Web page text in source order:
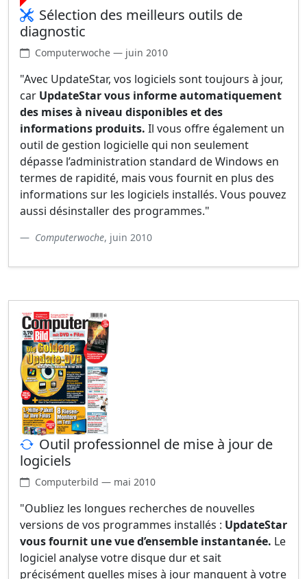
Sélection des meilleurs outils de
diagnostic
Computerwoche — juin 2010
"Avec UpdateStar, vos logiciels sont toujours à jour,
car UpdateStar vous informe automatiquement
des mises à niveau disponibles et des
informations produits. Il vous offre également un
outil de gestion logicielle qui non seulement
dépasse l’administration standard de Windows en
termes de rapidité, mais vous fournit en plus des
informations sur les logiciels installés. Vous pouvez
aussi désinstaller des programmes."
Computerwoche, juin 2010
Outil professionnel de mise à jour de
logiciels
Computerbild — mai 2010
"Oubliez les longues recherches de nouvelles
versions de vos programmes installés : UpdateStar
vous fournit une vue d’ensemble instantanée. Le
logiciel analyse votre disque dur et sait
précisément quelles mises à jour manquent à votre